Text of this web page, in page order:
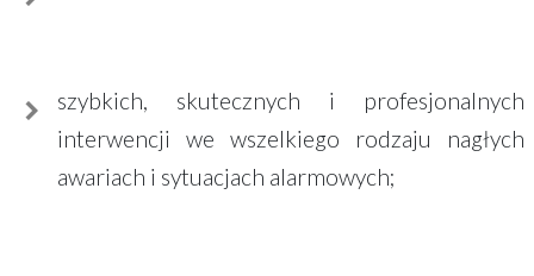
szybkich, skutecznych i profesjonalnych
interwencji we wszelkiego rodzaju nagłych
awariach i sytuacjach alarmowych;